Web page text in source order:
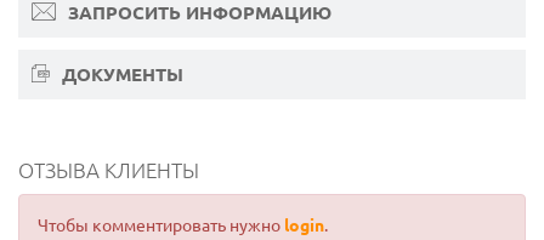
ЗАПРОСИТЬ ИНФОРМАЦИЮ
ДОКУМЕНТЫ
ОТЗЫВА КЛИЕНТЫ
Чтобы комментировать нужно login.